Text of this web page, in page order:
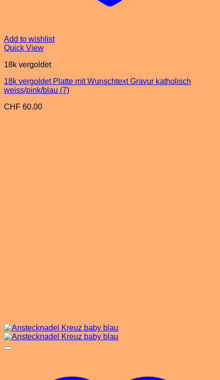
Add to wishlist
Quick View
18k vergoldet
18k vergoldet Platte mit Wunschtext Gravur katholisch
weiss/pink/blau (7)
CHF 60.00